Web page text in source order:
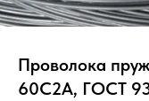
Проволока
60С2А, ГОСТ